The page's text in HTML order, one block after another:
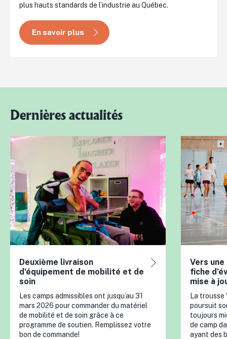
plus hauts standards de l’industrie au Québec.
En savoir plus
Dernières actualités
Deuxième livraison
d'équipement de mobilité et de
soin
Les camps admissibles ont jusqu’au 31
mars 2026 pour commander du matériel
de mobilité et de soin grâce à ce
programme de soutien. Remplissez votre
bon de commande!
Vers
fiche
mise à
La trousse
poursuit
toujours
de camp
ayant des